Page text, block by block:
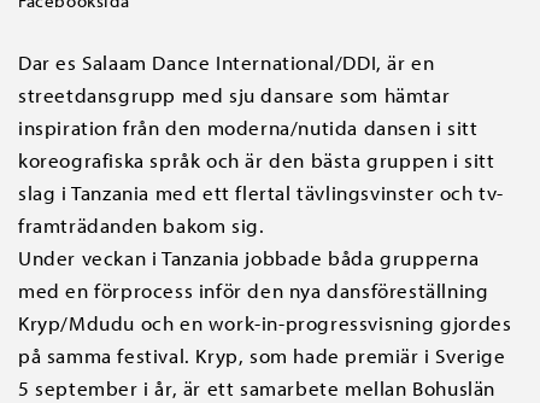
Dar es Salaam Dance International/DDI, är en
streetdansgrupp med sju dansare som hämtar
inspiration från den moderna/nutida dansen i sitt
koreografiska språk och är den bästa gruppen i sitt
slag i Tanzania med ett flertal tävlingsvinster och tv-
framträdanden bakom sig.
Under veckan i Tanzania jobbade båda grupperna
med en förprocess inför den nya dansföreställning
Kryp/Mdudu och en work-in-progressvisning gjordes
på samma festival. Kryp, som hade premiär i Sverige
5 september i år, är ett samarbete mellan Bohuslän